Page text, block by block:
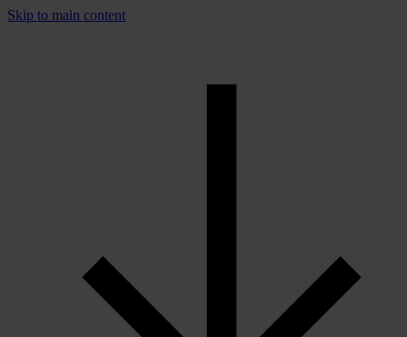
Skip to main content